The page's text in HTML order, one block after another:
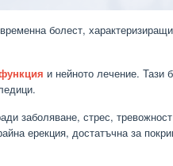
болест,
и нейното лечение. Тази
заболяване, стрес,
ерекция, достатъчна за